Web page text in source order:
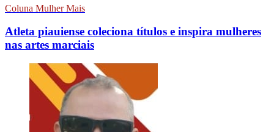
Coluna Mulher Mais
Atleta piauiense coleciona títulos e inspira mulheres
nas artes marciais